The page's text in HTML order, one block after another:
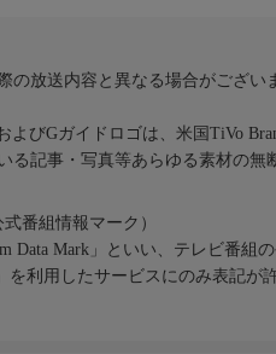
の放送内容と異なる場合がござい
よびGガイドロゴは、米国TiVo
る記事・写真等あらゆる素材の無
番組情報マーク）
Data Mark」といい、テレビ番組
を利用したサービスにのみ表記が